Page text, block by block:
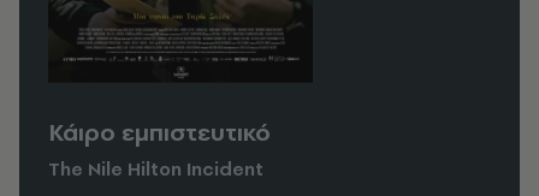
Κάιρο εμπιστευτικό
The Nile Hilton Incident